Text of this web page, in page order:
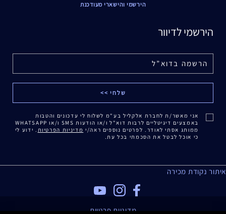
הירשמי והישארי מעודכנת
הירשמי לדיוור
אני מאשר/ת לחברת אלקליל בע"מ לשלוח לי עדכונים והטבות
באמצעים דיגיטליים לרבות דוא"ל ו/או הודעות SMS ו/או WHATSAPP
ממותג אסתי לאודר. לפרטים נוספים ראה/י מדיניות הפרטיות . ידוע לי
כי אוכל לבטל את הסכמתי בכל עת.
איתור נקודת מכירה
מדיניות פרטיות